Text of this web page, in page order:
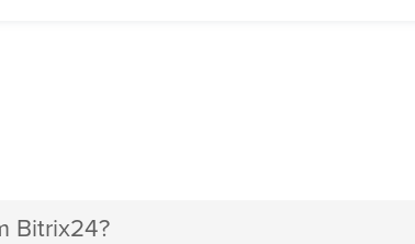
Bitrix24?